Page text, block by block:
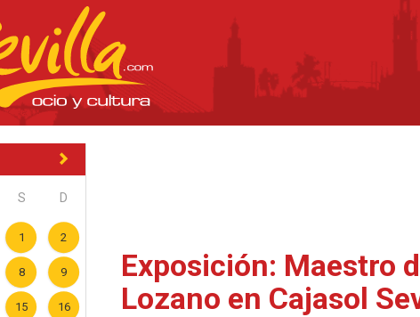
S D
1 2
8 9
15 16
Exposición: Maestro
Lozano en Cajasol